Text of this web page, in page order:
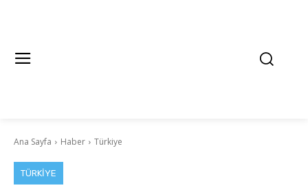
Ana Sayfa Haber Türkiye
TÜRKIYE